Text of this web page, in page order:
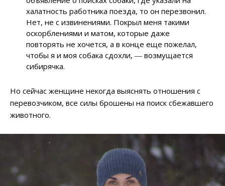
халатность работника поезда, то он перезвонил.
Нет, не с извинениями. Покрыл меня такими
оскорблениями и матом, которые даже
повторять не хочется, а в конце еще пожелал,
чтобы я и моя собака сдохли, ― возмущается
сибирячка.
Но сейчас женщине некогда выяснять отношения с
перевозчиком, все силы брошены на поиск сбежавшего
животного.